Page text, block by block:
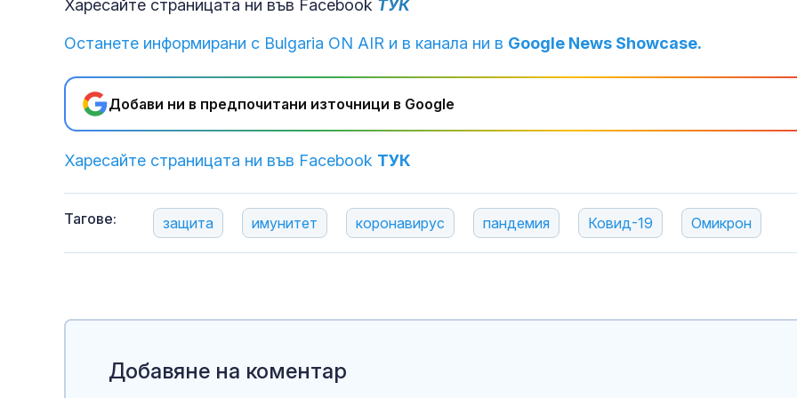
Харесайте страницата ни във Facebook ТУК
Останете информирани с Bulgaria ON AIR и в канала ни в Google News Showcase.
Добави ни в предпочитани източници в Google
Харесайте страницата ни във Facebook ТУК
Тагове: защита имунитет коронавирус пандемия Ковид-19 Омикрон
Добавяне на коментар